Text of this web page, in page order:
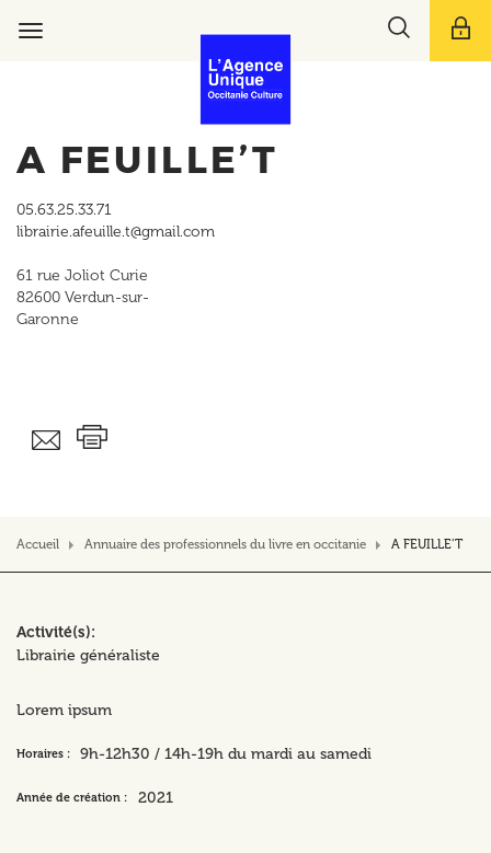
Toggle
A FEUILLE’T
05.63.25.33.71
librairie.afeuille.t@gmail.com
61 rue Joliot Curie
82600 Verdun-sur-
Garonne
Accueil Annuaire des professionnels du livre en occitanie A FEUILLE’T
Activité(s)
Librairie généraliste
Lorem ipsum
Horaires : 9h-12h30 / 14h-19h du mardi au samedi
Année de création : 2021